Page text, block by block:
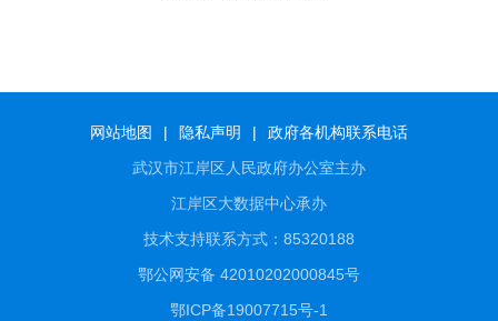
网站地图 | 隐私声明 |
政府各机构联系电话
武汉市江岸区人民政府办公室主办
江岸区大数据中心承办
技术支持联系方式：85320188
鄂公网安备 42010202000845号
鄂ICP备19007715号-1